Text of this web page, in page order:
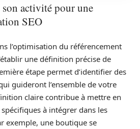
activité pour une
SEO
l’optimisation du référencement
une définition précise de
étape permet d’identifier des
guideront l’ensemble de votre
claire contribue à mettre en
à intégrer dans les
exemple, une boutique se